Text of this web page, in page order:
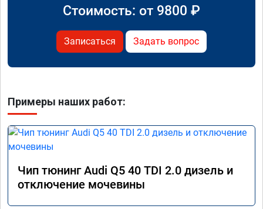
Стоимость: от 9800 ₽
Записаться Задать вопрос
Примеры наших работ:
Чип тюнинг Audi Q5 40 TDI 2.0 дизель и
отключение мочевины